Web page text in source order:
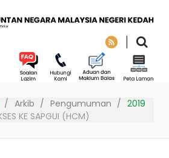
Arkib Pengumuman
2019
KE SAPGUI (HCM)